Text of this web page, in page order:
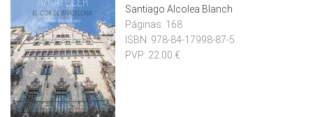
Santiago Alcolea Blanch
Páginas: 168
ISBN: 978-84-17998-87-5
PVP: 22.00 €